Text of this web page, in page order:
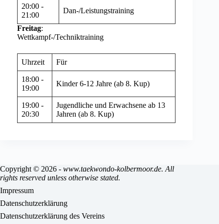
20:00 -
21:00
Dan-/Leistungstraining
Freitag:
Wettkampf-/Techniktraining
Uhrzeit Für
18:00 -
19:00
Kinder 6-12 Jahre (ab 8. Kup)
19:00 -
20:30
Jugendliche und Erwachsene ab 13
Jahren (ab 8. Kup)
Copyright © 2026 - www.taekwondo-kolbermoor.de. All
rights reserved unless otherwise stated.
Impressum
Datenschutzerklärung
Datenschutzerklärung des Vereins